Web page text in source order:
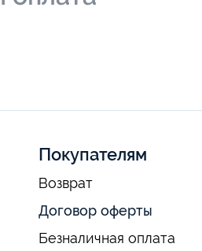
Покупателям
Возврат
Договор оферты
Безналичная оплата